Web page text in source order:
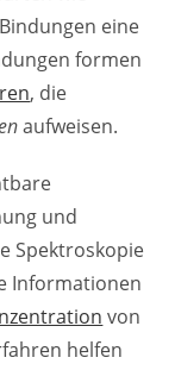
eine
formen
, die
aufweisen.
und
Spektroskopie
Informationen
von
helfen